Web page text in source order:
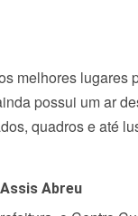
melhores lugares
possui um ar
quadros e até
Abreu